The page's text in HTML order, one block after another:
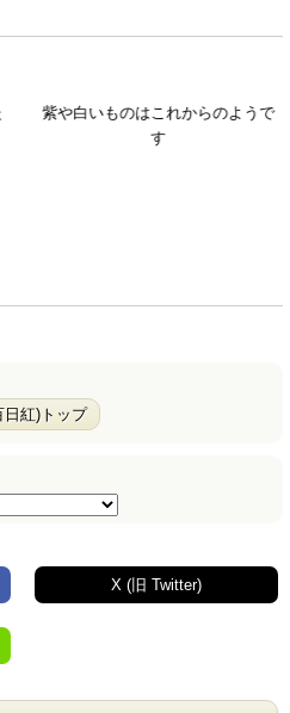
紫や白いものはこれからのようで
す
日紅)トップ
X (旧 Twitter)